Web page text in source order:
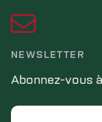
NEWSLETTER
Abonnez-vous
Email